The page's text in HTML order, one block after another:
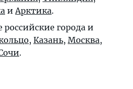
и Арктика.
города и
, Казань, Москва,
.